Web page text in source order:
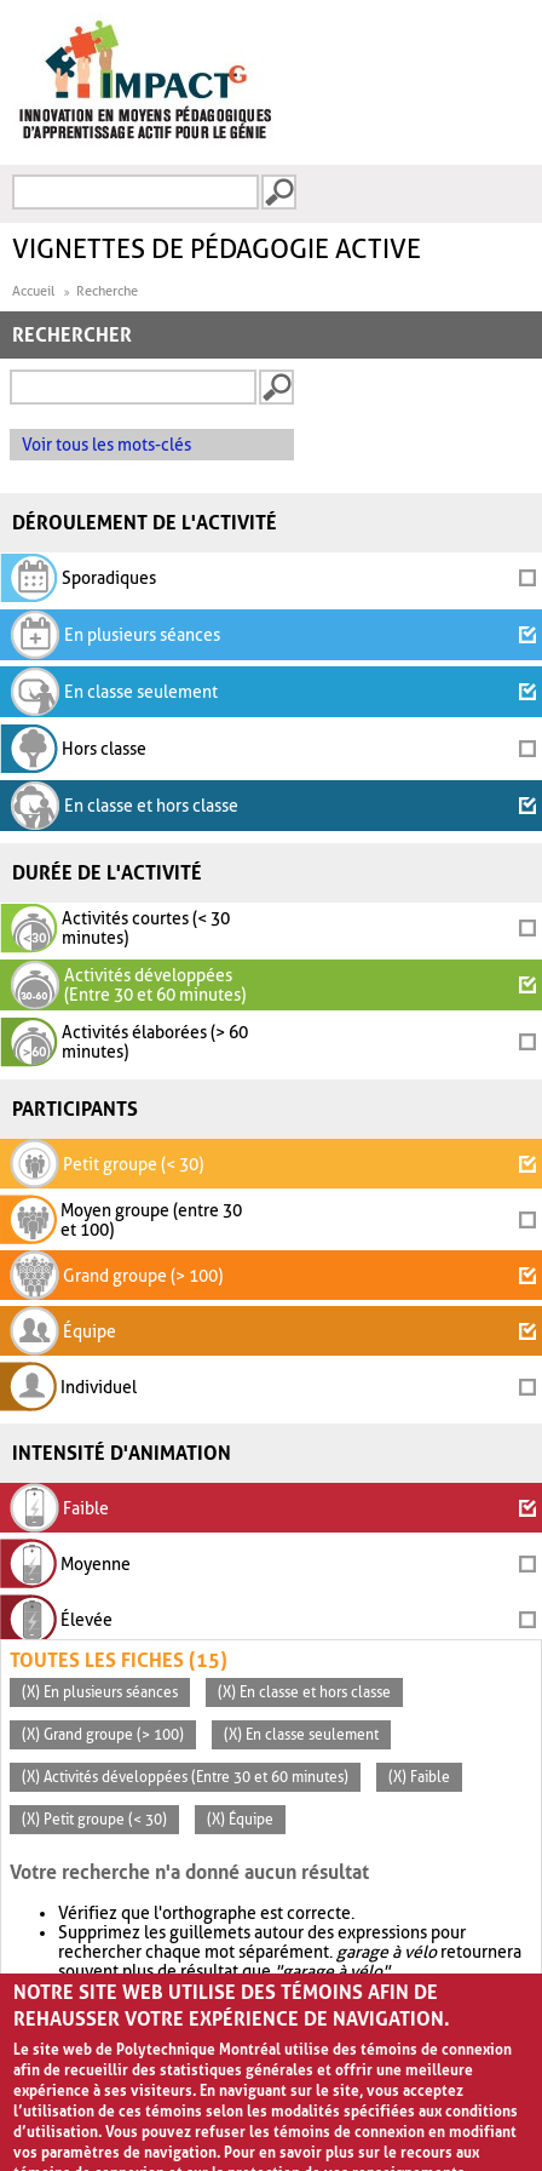
FORMULAIRE DE
VIGNETTES DE PÉDAGOGIE ACTIVE
Accueil Recherche
RECHERCHER
Voir tous les mots-clés
DÉROULEMENT DE L'ACTIVITÉ
Sporadiques
En plusieurs séances
En classe seulement
Hors classe
En classe et hors classe
DURÉE DE L'ACTIVITÉ
Activités courtes (< 30
minutes)
Activités développées
(Entre 30 et 60 minutes)
Activités élaborées (> 60
minutes)
PARTICIPANTS
Petit groupe (< 30)
Moyen groupe (entre 30
et 100)
Grand groupe (> 100)
Équipe
Individuel
INTENSITÉ D'ANIMATION
Faible
Moyenne
Élevée
TOUTES LES FICHES (15)
(X) En plusieurs séances (X) En classe et hors classe
(X) Grand groupe (> 100) (X) En classe seulement
(X) Activités développées (Entre 30 et 60 minutes) (X) Faible
(X) Petit groupe (< 30) (X) Équipe
Votre recherche n'a donné aucun résultat
Vérifiez que l'orthographe est correcte.
Supprimez les guillemets autour des expressions pour
rechercher chaque mot séparément. garage à véloretournera
souvent plus de résultat que"garage à vélo".
Envisagez d'élargir votre recherche avec OR.garage OR vélo
retournera souvent plus de résultat quegarage à vélo
NOTRE SITE WEB UTILISE DES TÉMOINS AFIN DE
REHAUSSER VOTRE EXPÉRIENCE DE NAVIGATION.
Le site web de Polytechnique Montréal utilise des témoins de connexion
afin de recueillir des statistiques générales et offrir une meilleure
expérience à ses visiteurs. En naviguant sur le site, vous acceptez
l’utilisation de ces témoins selon les modalités spécifiées aux conditions
d’utilisation. Vous pouvez refuser les témoins de connexion en modifiant
vos paramètres de navigation. Pour en savoir plus sur le recours aux